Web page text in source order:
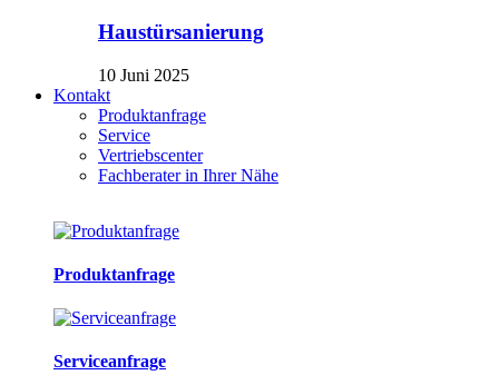
Haustürsanierung
10 Juni 2025
Kontakt
Produktanfrage
Service
Vertriebscenter
Fachberater in Ihrer Nähe
Produktanfrage
Serviceanfrage